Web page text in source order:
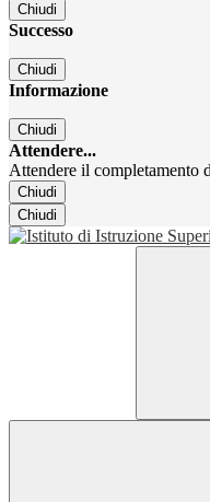
Chiudi
Successo
Chiudi
Informazione
Chiudi
Attendere...
Attendere il completamento
Chiudi
Chiudi